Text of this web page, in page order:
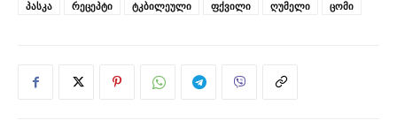
პასკა
რეცეპტი ტკბილეული ფქვილი ღუმელი ცომი